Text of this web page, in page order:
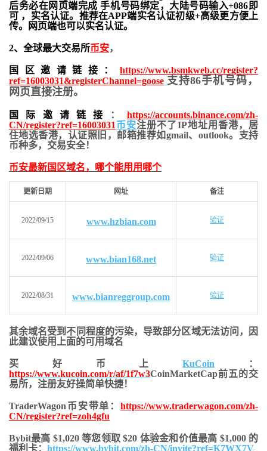
后务必在网页端完成 手机号码绑定，大陆号码输入+086即
可 ，实名认证。推荐在APP端实名认证初级+高级更方便上
传。网页端也可以实名认证。
2、全球最大交易所币安，
国区邀请链接： https://www.bsmkweb.cc/register?
ref=16003031&registerChannel=goose 支持86手机号码，
网页直接注册。
国际邀请链接 ：https://accounts.binance.com/zh-
CN/register?ref=16003031 币安注册不了IP地址用香港，居
住地选香港，认证照旧， 邮箱推荐如gmail、outlook。支持
币种多，交易安全！
币安最新国区域名，哪个能用用哪个
更新日期 网址 备注
2022/09/15 www.hzbian.com 验证
2022/09/06 www.bian168.net 验证
2022/08/31 www.bianreggroup.com 验证
其余域名受到不同程度的污染，导致部分区域无法访问，
因
此建议使用上面的可用域名
买好币上KuCoin ：
https://www.kucoin.com/r/af/1f7w3CoinMarketCap前五的交
易所，注册友好操简单快捷！
TraderWagon币安带单： https://www.traderwagon.com/zh-
CN/register?ref=zoh4gfu
Bybit最高 $1,020 等您领取 $20 体验金和价值最高 $1,000 的
福利卡： https://www.bybit.com/zh-CN/invite?ref=K7WX7V